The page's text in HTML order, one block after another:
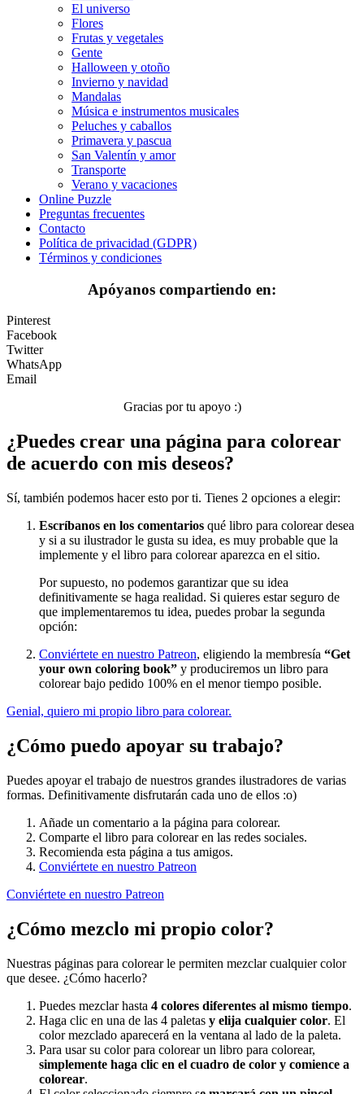
Frutas y vegetales
Halloween y otoño
Invierno y navidad
Mandalas
Música e instrumentos musicales
San Valentín y amor
Transporte
Verano y vacaciones
Libros para colorear para niños
Nezaradené
Sin categorizar
El universo
Flores
Frutas y vegetales
Gente
Halloween y otoño
Invierno y navidad
Mandalas
Música e instrumentos musicales
Peluches y caballos
Primavera y pascua
San Valentín y amor
Transporte
Verano y vacaciones
Online Puzzle
Preguntas frecuentes
Contacto
Política de privacidad (GDPR)
Términos y condiciones
Apóyanos compartiendo en:
Pinterest
Facebook
Twitter
WhatsApp
Email
Gracias por tu apoyo :)
¿Puedes crear una página para colorear
de acuerdo con mis deseos?
Sí, también podemos hacer esto por ti. Tienes 2 opciones a elegir:
Escríbanos en los comentarios qué libro para colorear desea
y si a su ilustrador le gusta su idea, es muy probable que la
implemente y el libro para colorear aparezca en el sitio.
Por supuesto, no podemos garantizar que su idea
definitivamente se haga realidad. Si quieres estar seguro de
que implementaremos tu idea, puedes probar la segunda
opción:
Conviértete en nuestro Patreon, eligiendo la membresía “Get
your own coloring book” y produciremos un libro para
colorear bajo pedido 100% en el menor tiempo posible.
Genial, quiero mi propio libro para colorear.
¿Cómo puedo apoyar su trabajo?
Puedes apoyar el trabajo de nuestros grandes ilustradores de varias
formas. Definitivamente disfrutarán cada uno de ellos :o)
Añade un comentario a la página para colorear.
Comparte el libro para colorear en las redes sociales.
Recomienda esta página a tus amigos.
Conviértete en nuestro Patreon
Conviértete en nuestro Patreon
¿Cómo mezclo mi propio color?
Nuestras páginas para colorear le permiten mezclar cualquier color
que desee. ¿Cómo hacerlo?
Puedes mezclar hasta 4 colores diferentes al mismo tiempo.
Haga clic en una de las 4 paletas y elija cualquier color. El
color mezclado aparecerá en la ventana al lado de la paleta.
Para usar su color para colorear un libro para colorear,
simplemente haga clic en el cuadro de color y comience a
colorear.